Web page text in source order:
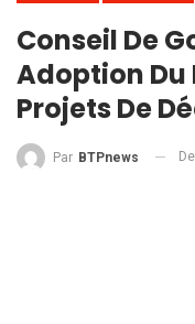
Conseil De
Adoption Du
Projets De
Par BTPnews